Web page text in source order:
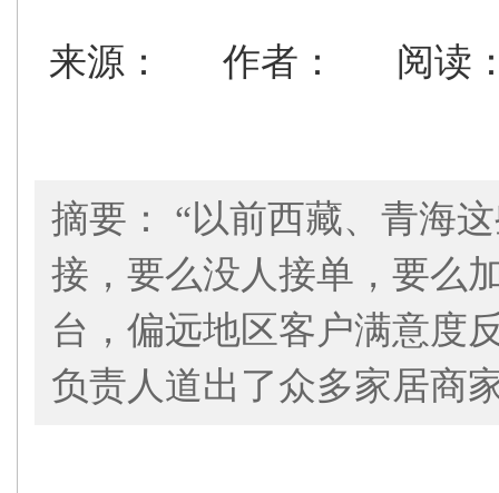
来源： 作者： 阅
摘要： “以前西藏、青海
接，要么没人接单，要么
台，偏远地区客户满意度
负责人道出了众多家居商